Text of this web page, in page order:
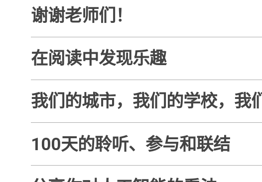
谢谢老师们！
在阅读中发现乐趣
我们的城市，我们的学校，我
100天的聆听、参与和联结